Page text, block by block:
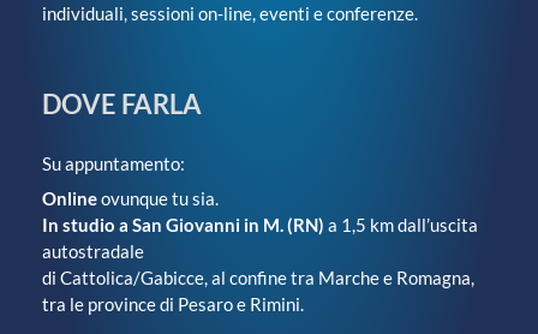
individuali, sessioni on-line, eventi e conferenze.
DOVE FARLA
Su appuntamento:
Onlineovunque tu sia.
In studio a San Giovanni in M. (RN) a 1,5 km dall’uscita
autostradale
di Cattolica/Gabicce, al confine tra Marche e Romagna,
tra le province di Pesaro e Rimini.